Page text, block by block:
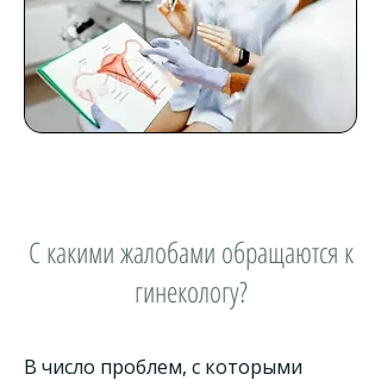
С какими жалобами обращаются к
гинекологу?
В число проблем, с которыми